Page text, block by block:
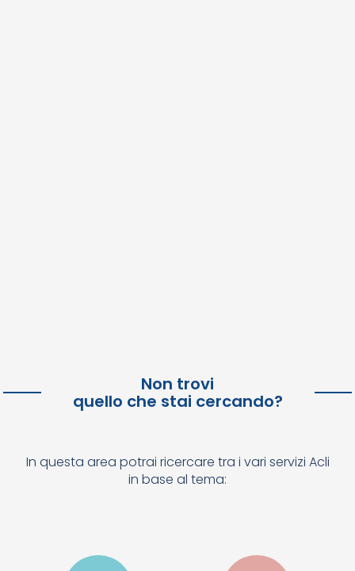
Non trovi
quello che stai cercando?
In questa area potrai ricercare tra i vari servizi Acli
in base al tema: